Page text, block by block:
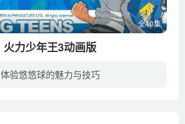
全40集
火力少年王3动画版
体验悠悠球的魅力与技巧